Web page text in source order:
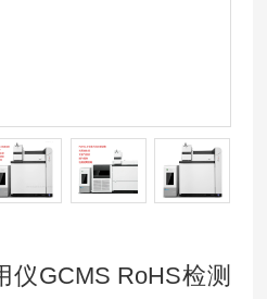
仪GCMS RoHS检测